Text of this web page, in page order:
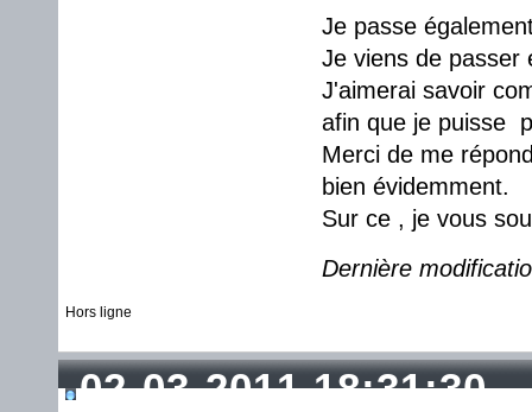
Je passe
Je viens de passer
J'aimerai savoir
afin que je puisse
Merci de me
bien évidemment.
Sur ce , je vous
Dernière
Hors ligne
02-03-2011 18:31:30